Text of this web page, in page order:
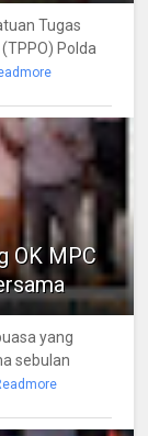
Tugas
Polda
OK MPC
yang
sebulan